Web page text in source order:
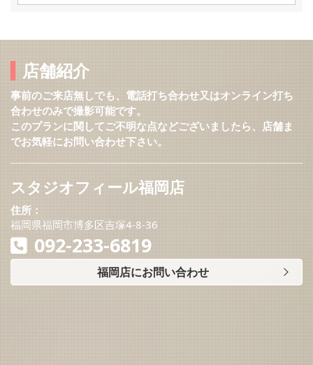
店舗紹介
事前のご来店無しでも、電話打ち合わせ又はオンライン打ち
合わせのみで撮影可能です。
このプランに関してご不明な点などございましたら、店舗ま
でお気軽にお問い合わせ下さい。
スタジオフィール福岡店
住所：
福岡県福岡市博多区吉塚4-8-36
092-233-6819
福岡店にお問い合わせ